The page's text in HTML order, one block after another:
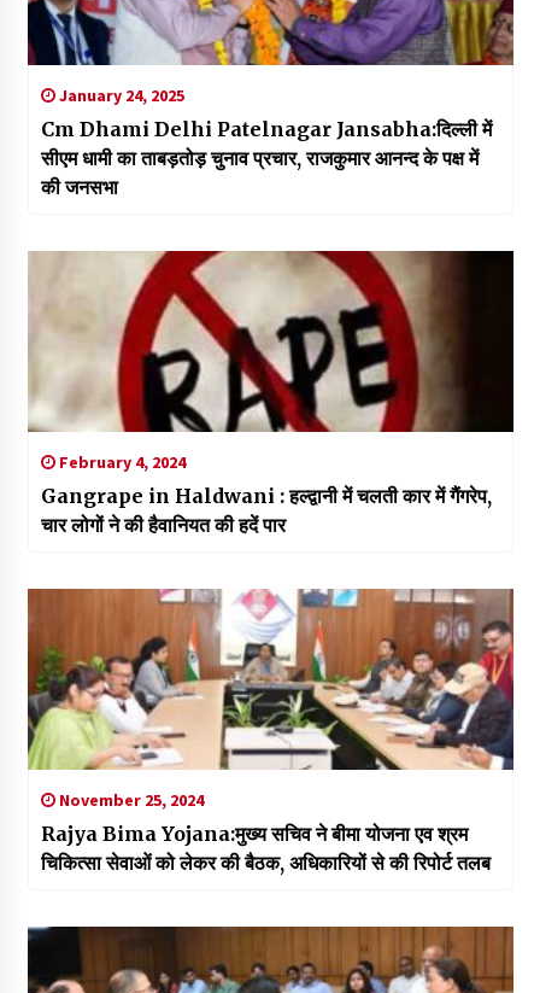
January 24, 2025
Cm Dhami Delhi Patelnagar Jansabha:दिल्ली में
सीएम धामी का ताबड़तोड़ चुनाव प्रचार, राजकुमार आनन्द के पक्ष में
की जनसभा
February 4, 2024
Gangrape in Haldwani : हल्द्वानी में चलती कार में गैंगरेप,
चार लोगों ने की हैवानियत की हदें पार
November 25, 2024
Rajya Bima Yojana:मुख्य सचिव ने बीमा योजना एव श्रम
चिकित्सा सेवाओं को लेकर की बैठक, अधिकारियों से की रिपोर्ट तलब